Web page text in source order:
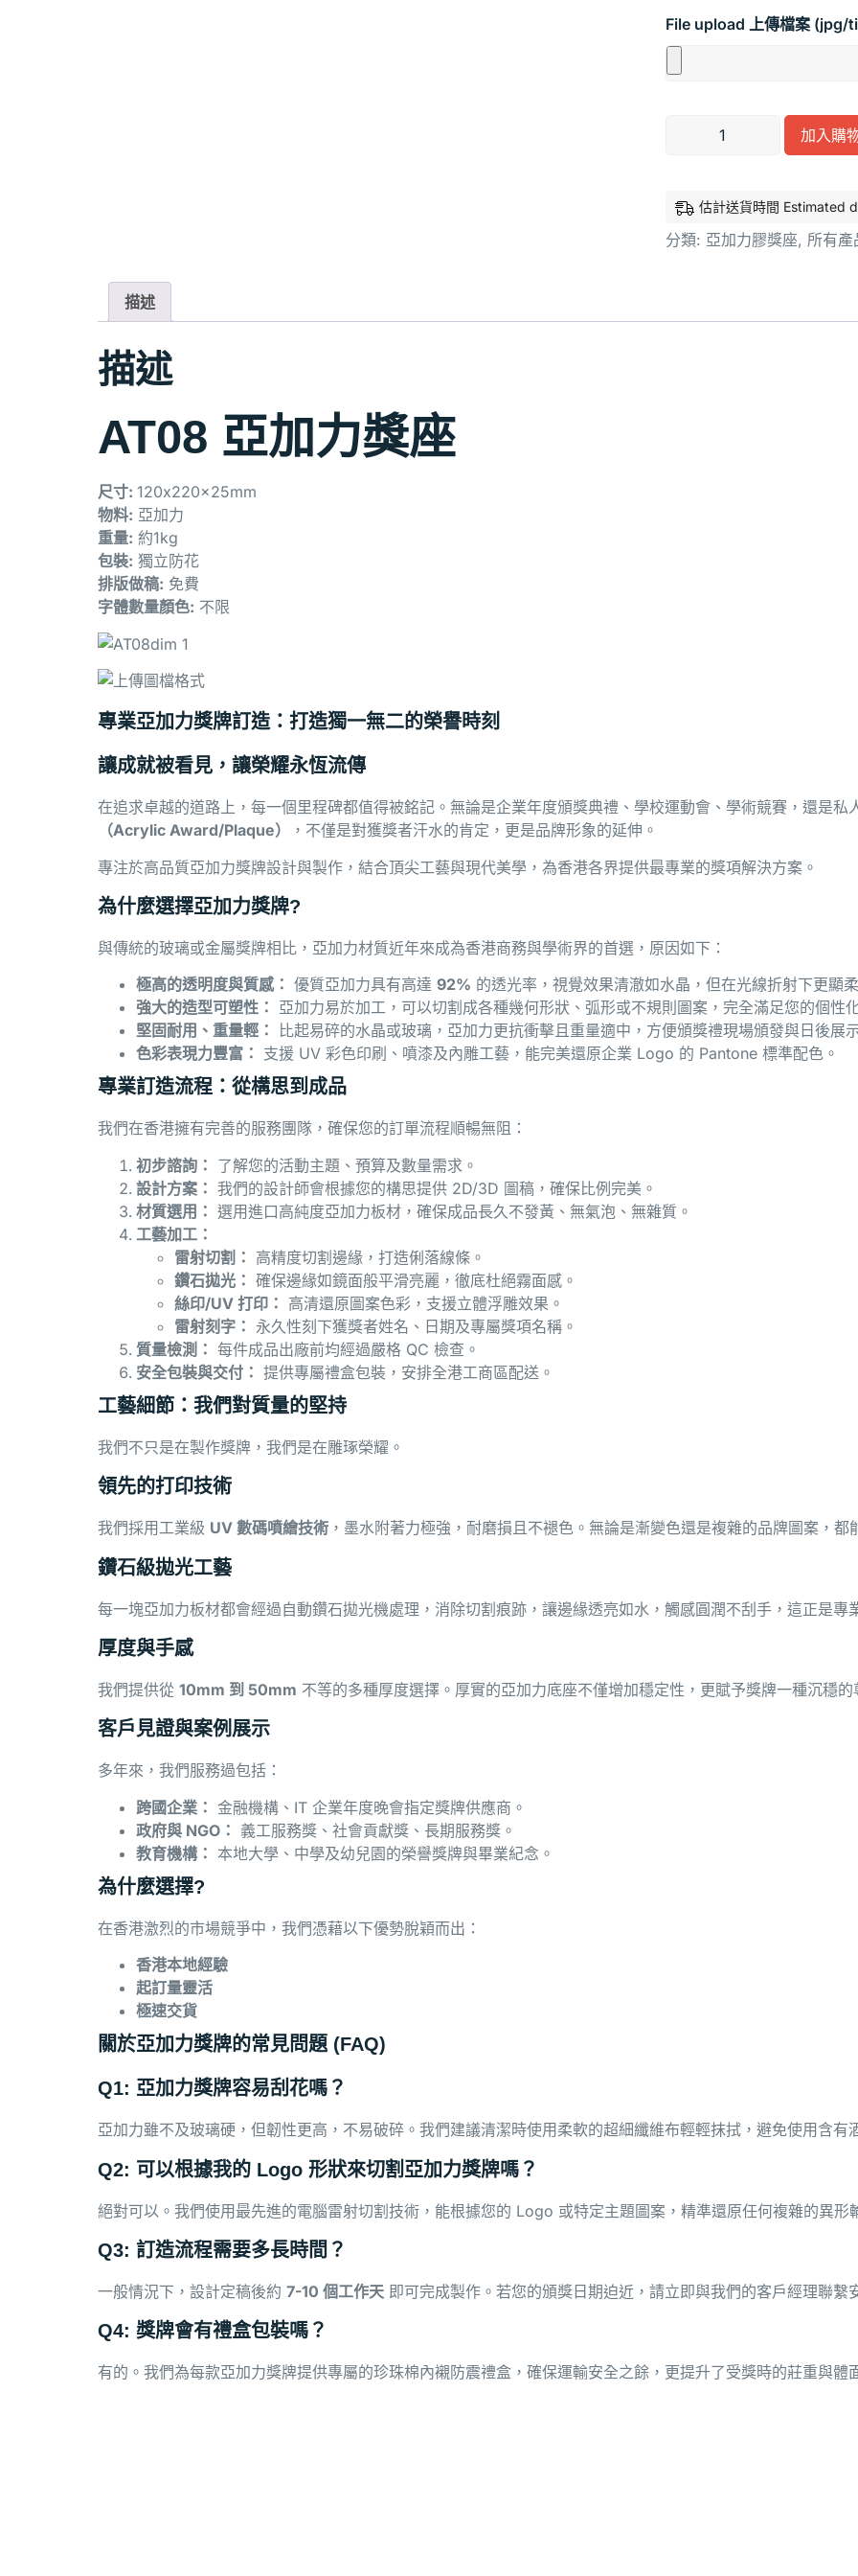
File upload 上傳檔案 (jpg/
加入購
估計送貨時間 Estimated
分類: 亞加力膠獎座, 所有產
描述
描述
AT08 亞加力獎座
尺寸: 120x220x25mm
物料: 亞加力
重量: 約1kg
包裝: 獨立防花
排版做稿: 免費
字體數量顏色: 不限
專業亞加力獎牌訂造：打造獨一無二的榮譽時刻
讓成就被看見，讓榮耀永恆流傳
在追求卓越的道路上，每一個里程碑都值得被銘記。無論是企業年度頒獎典禮、學校運動會、學術競賽，還是私
（Acrylic Award/Plaque）
，不僅是對獲獎者汗水的肯定，更是品牌形象的延伸。
專注於高品質亞加力獎牌設計與製作，結合頂尖工藝與現代美學，為香港各界提供最專業的獎項解決方案。
為什麼選擇亞加力獎牌?
與傳統的玻璃或金屬獎牌相比，亞加力材質近年來成為香港商務與學術界的首選，原因如下：
極高的透明度與質感： 優質亞加力具有高達 92% 的透光率，視覺效果清澈如水晶，但在光線折射下更顯
強大的造型可塑性： 亞加力易於加工，可以切割成各種幾何形狀、弧形或不規則圖案，完全滿足您的個性
堅固耐用、重量輕：
比起易碎的水晶或玻璃，亞加力更抗衝擊且重量適中，方便頒獎禮現場頒發與日後展
色彩表現力豐富： 支援 UV 彩色印刷、噴漆及內雕工藝，能完美還原企業 Logo 的 Pantone 標準配色。
專業訂造流程：從構思到成品
我們在香港擁有完善的服務團隊，確保您的訂單流程順暢無阻：
初步諮詢： 了解您的活動主題、預算及數量需求。
設計方案： 我們的設計師會根據您的構思提供 2D/3D 圖稿，確保比例完美。
材質選用： 選用進口高純度亞加力板材，確保成品長久不發黃、無氣泡、無雜質。
工藝加工：
雷射切割： 高精度切割邊緣，打造俐落線條。
鑽石拋光： 確保邊緣如鏡面般平滑亮麗，徹底杜絕霧面感。
絲印/UV 打印： 高清還原圖案色彩，支援立體浮雕效果。
雷射刻字： 永久性刻下獲獎者姓名、日期及專屬獎項名稱。
質量檢測： 每件成品出廠前均經過嚴格 QC 檢查。
安全包裝與交付： 提供專屬禮盒包裝，安排全港工商區配送。
工藝細節：我們對質量的堅持
我們不只是在製作獎牌，我們是在雕琢榮耀。
領先的打印技術
我們採用工業級 UV 數碼噴繪技術 ，墨水附著力極強，耐磨損且不褪色。無論是漸變色還是複雜的品牌圖案，都
鑽石級拋光工藝
每一塊亞加力板材都會經過自動鑽石拋光機處理，消除切割痕跡，讓邊緣透亮如水，觸感圓潤不刮手，這正是專
厚度與手感
我們提供從 10mm 到 50mm 不等的多種厚度選擇。厚實的亞加力底座不僅增加穩定性，更賦予獎牌一種沉穩的
客戶見證與案例展示
多年來，我們服務過包括：
跨國企業： 金融機構、IT 企業年度晚會指定獎牌供應商。
政府與 NGO ： 義工服務獎、社會貢獻獎、長期服務獎。
教育機構： 本地大學、中學及幼兒園的榮譽獎牌與畢業紀念。
為什麼選擇?
在香港激烈的市場競爭中，我們憑藉以下優勢脫穎而出：
香港本地經驗
起訂量靈活
極速交貨
關於亞加力獎牌的常見問題 (FAQ)
Q1: 亞加力獎牌容易刮花嗎？
亞加力雖不及玻璃硬，但韌性更高，不易破碎。我們建議清潔時使用柔軟的超細纖維布輕輕抹拭，避免使用含有
Q2: 可以根據我的 Logo 形狀來切割亞加力獎牌嗎？
絕對可以。我們使用最先進的電腦雷射切割技術，能根據您的 Logo 或特定主題圖案，精準還原任何複雜的異形
Q3: 訂造流程需要多長時間？
一般情況下，設計定稿後約 7-10 個工作天 即可完成製作。若您的頒獎日期迫近，請立即與我們的客戶經理聯繫
Q4: 獎牌會有禮盒包裝嗎？
有的。我們為每款亞加力獎牌提供專屬的珍珠棉內襯防震禮盒，確保運輸安全之餘，更提升了受獎時的莊重與體